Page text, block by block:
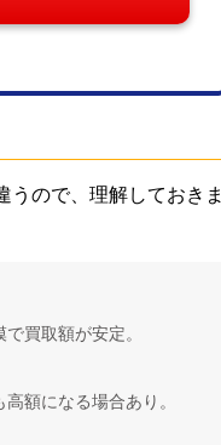
ので、理解しておきま
買取額が安定。
額になる場合あり。